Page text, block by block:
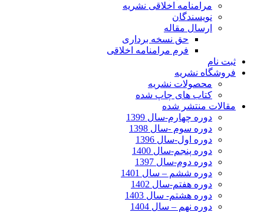
مرامنامه اخلاقی نشریه
نویسندگان
ارسال مقاله
حق نسخه برداری
فرم مرامنامه اخلاقی
ثبت نام
فروشگاه نشریه
محصولات نشریه
کتاب های چاپ شده
مقالات منتشر شده
دوره چهارم-سال 1399
دوره سوم -سال 1398
دوره اول-سال 1396
دوره پنجم-سال 1400
دوره دوم-سال 1397
دوره ششم – سال 1401
دوره هفتم-سال 1402
دوره هشتم- سال 1403
دوره نهم – سال 1404